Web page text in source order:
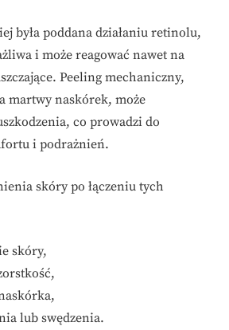
była poddana działaniu retinolu,
i może reagować nawet na
Peeling mechaniczny,
martwy naskórek, może
co prowadzi do
i podrażnień.
skóry po łączeniu tych
skóry,
lub swędzenia.